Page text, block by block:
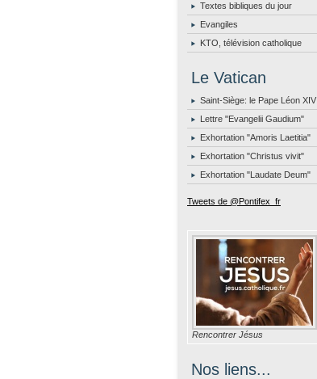
Textes bibliques du jour
Evangiles
KTO, télévision catholique
Le Vatican
Saint-Siège: le Pape Léon XIV
Lettre "Evangelii Gaudium"
Exhortation "Amoris Laetitia"
Exhortation "Christus vivit"
Exhortation "Laudate Deum"
Tweets de @Pontifex_fr
Rencontrer Jésus
Nos liens...